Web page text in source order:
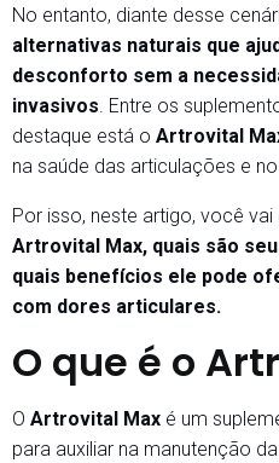
No entanto, diante desse
alternativas naturais que
desconforto sem a
invasivos. Entre os
destaque está o Artrovital
na saúde das articulações e
Por isso, neste artigo, você vai
Artrovital Max, quais são
quais benefícios ele pode
com dores articulares.
O que é o
O Artrovital Max é um
para auxiliar na manutenção